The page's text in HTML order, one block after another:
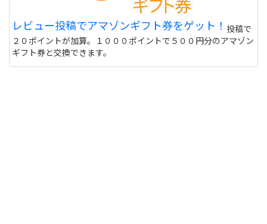
レビュー投稿でアマゾンギフト券をゲット！ 投稿で
２０ポイントが加算。１０００ポイントで５００円分のアマゾン
ギフト券と交換できます。